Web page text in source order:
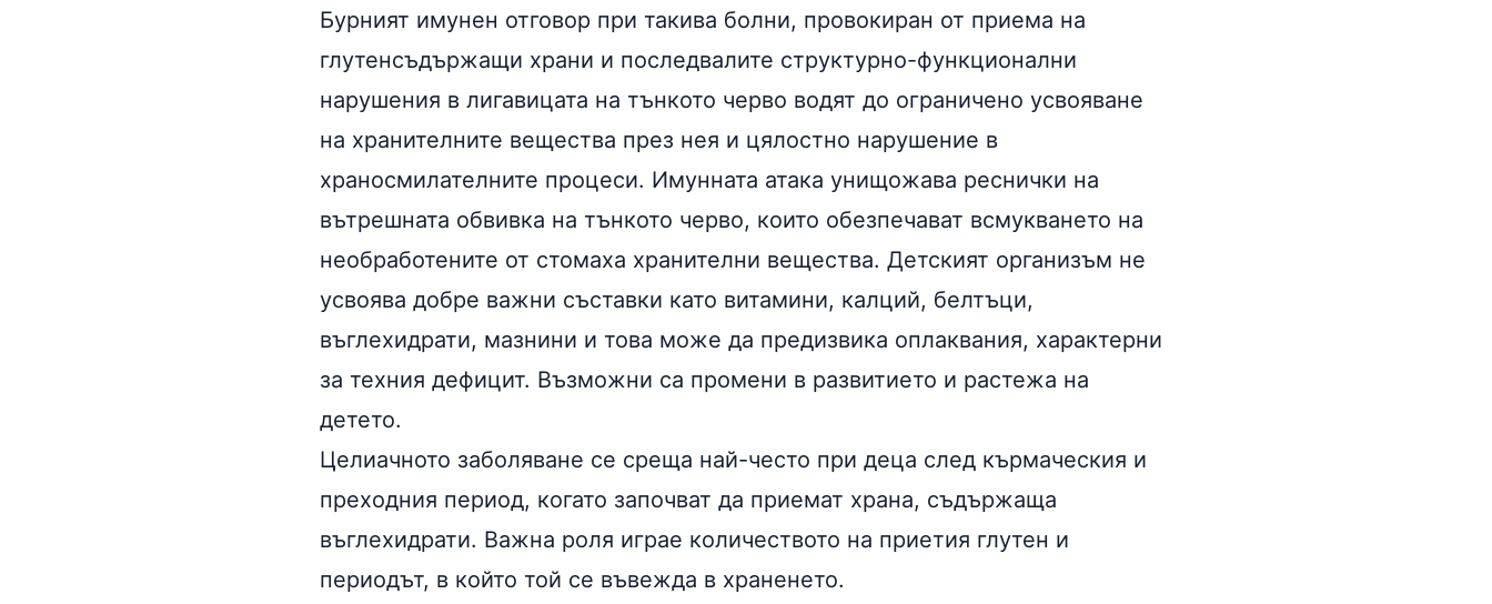
Бурният имунен отговор при такива болни, провокиран от приема на
глутенсъдържащи храни и последвалите структурно-функционални
нарушения в лигавицата на тънкото черво водят до ограничено усвояване
на хранителните вещества през нея и цялостно нарушение в
храносмилателните процеси. Имунната атака унищожава реснички на
вътрешната обвивка на тънкото черво, които обезпечават всмукването на
необработените от стомаха хранителни вещества. Детският организъм не
усвоява добре важни съставки като витамини, калций, белтъци,
въглехидрати, мазнини и това може да предизвика оплаквания, характерни
за техния дефицит. Възможни са промени в развитието и растежа на
детето.
Целиачното заболяване се среща най-често при деца след кърмаческия и
преходния период, когато започват да приемат храна, съдържаща
въглехидрати. Важна роля играе количеството на приетия глутен и
периодът, в който той се въвежда в храненето.